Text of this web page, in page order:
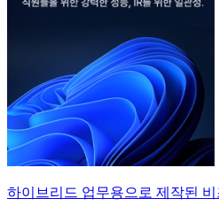
하이브리드 업무용으로 제작된 비